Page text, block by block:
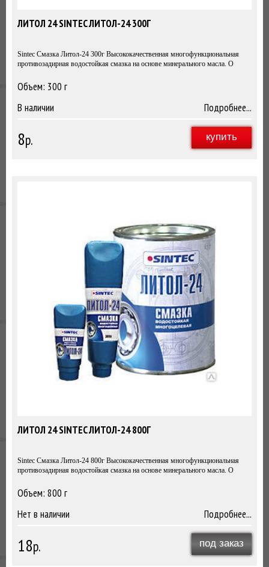
ЛИТОЛ 24 SINTEC ЛИТОЛ-24 300Г
Sintec Смазка Литол-24 300г Высококачественная многофункциональная
противозадирная водостойкая смазка на основе минерального масла. О
Объем: 300 г
В наличии Подробнее...
8р. купить
ЛИТОЛ 24 SINTEC ЛИТОЛ-24 800Г
Sintec Смазка Литол-24 800г Высококачественная многофункциональная
противозадирная водостойкая смазка на основе минерального масла. О
Объем: 800 г
Нет в наличии Подробнее...
18р. под заказ